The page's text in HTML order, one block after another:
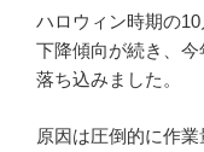
ハロウィン時期の
下降傾向が続き、
落ち込みました。
原因は圧倒的に作